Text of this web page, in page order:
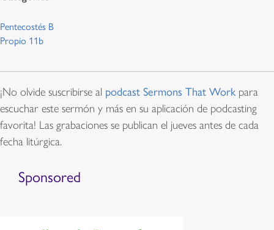
Pentecostés B
Propio 11b
¡No olvide suscribirse al podcast Sermons That Workpara
escuchar este sermón y más en su aplicación de podcasting
favorita! Las grabaciones se publican el jueves antes de cada
fecha litúrgica.
Sponsored